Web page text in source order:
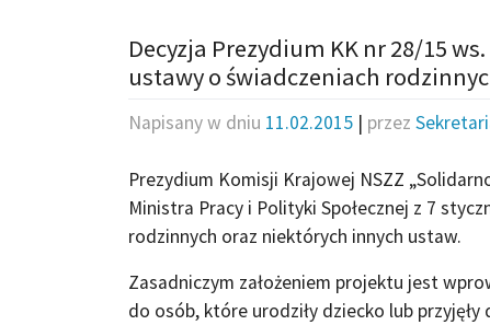
Decyzja Prezydium KK nr 28/15
ustawy o świadczeniach
Napisany w dniu 11.02.2015 | przez
Prezydium Komisji Krajowej NSZZ
Ministra Pracy i Polityki Społecznej z 7
rodzinnych oraz niektórych innych ustaw.
Zasadniczym założeniem projektu jest
do osób, które urodziły dziecko lub